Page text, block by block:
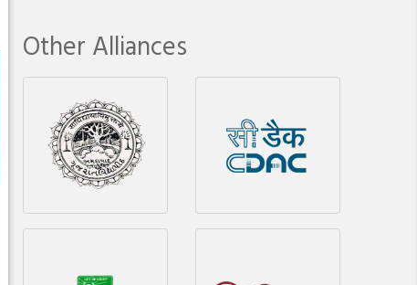
Other Alliances